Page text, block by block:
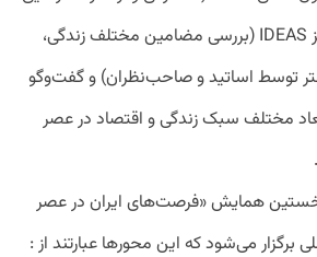
در حوزه‌های مرتبط)، میز IDEAS (بررسی مضامین مختلف زندگی،
توسط اساتید و صاحب‌نظران) و گفت‌وگو
مختلف سبک زندگی و اقتصاد در عصر
همایش «فرصت‌های ایران در عصر